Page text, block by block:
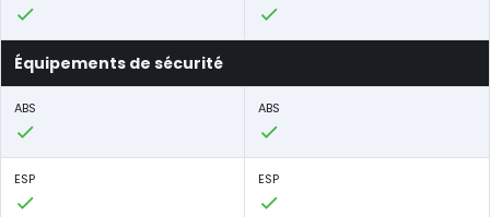
Équipements de sécurité
ABS ABS
ESP ESP